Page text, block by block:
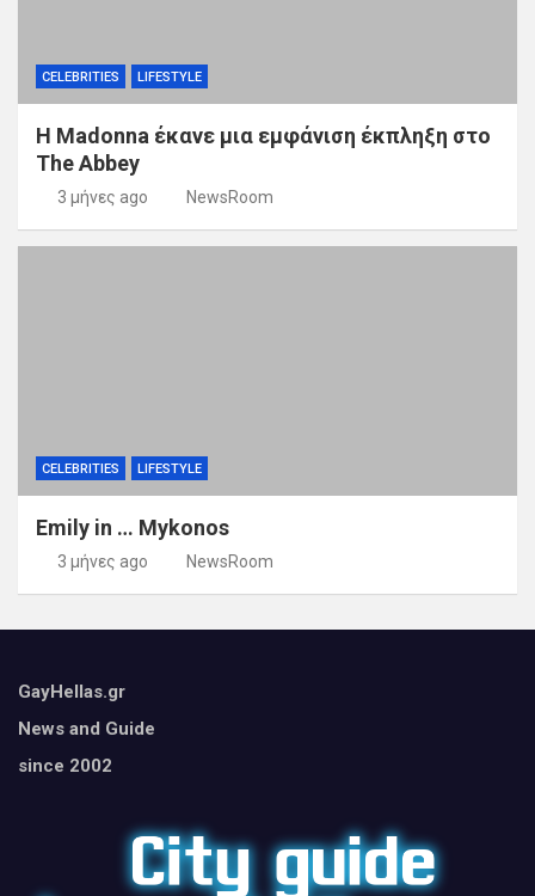
CELEBRITIES LIFESTYLE
Η Madonna έκανε μια εμφάνιση έκπληξη στο
The Abbey
3 μήνες ago NewsRoom
CELEBRITIES LIFESTYLE
Emily in … Mykonos
3 μήνες ago NewsRoom
GayHellas.gr
News and Guide
since 2002